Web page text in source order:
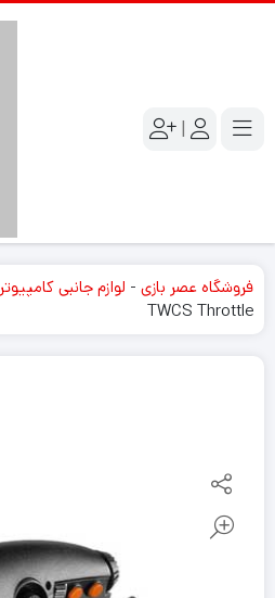
|
فروشگاه عصر بازی - لوازم جانبی کامپیوتر
TWCS Throttle